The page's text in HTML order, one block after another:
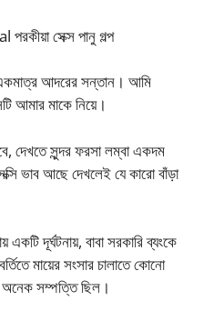
সেক্স পানু গল্প
আদরের সন্তান। আমি
আমার মাকে নিয়ে।
দেখতে সুন্দর ফরসা লম্বা একদম
ভাব আছে দেখলেই যে কারো বাঁড়া
দূর্ঘটনায়, বাবা সরকারি ব্যংকে
মায়ের সংসার চালাতে কোনো
অনেক সম্পত্তি ছিল।